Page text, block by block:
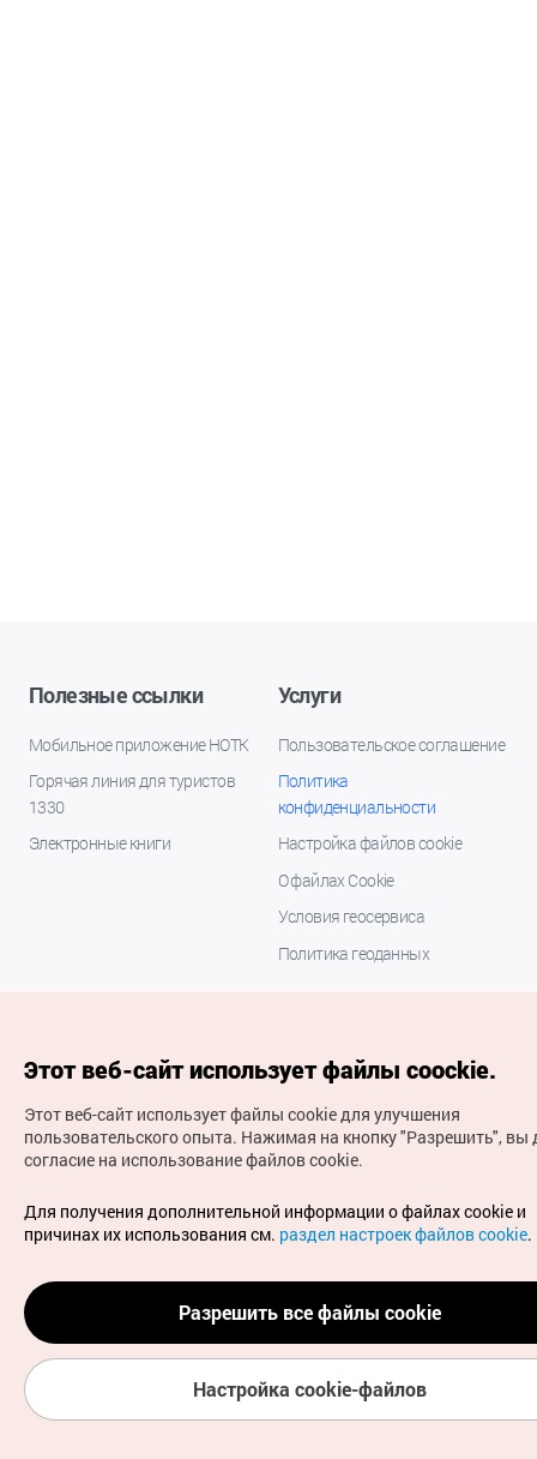
Полезные ссылки
Мобильное приложение НОТК
Горячая линия для туристов
1330
Электронные книги
Услуги
Пользовательское соглашение
Политика
конфиденциальности
Настройка файлов cookie
О файлах Cookie
Условия геосервиса
Политика геоданных
(с) Национальная организация туризма Кореи Все
права защищены
Для извещения об ошибках и проблемах, связанных с
работой веб-сайта, направляйте ваши запросы на
официальный адрес электронной почты
russian@knto.or.kr
Этот веб-сайт использует файлы coockie.
Этот веб-сайт использует файлы cookie для улучшения
пользовательского опыта. Нажимая на кнопку "Разрешить", вы
согласие на использование файлов cookie.
Для получения дополнительной информации о файлах cookie и
причинах их использования см. раздел настроек файлов cookie.
Разрешить все файлы cookie
Настройка cookie-файлов